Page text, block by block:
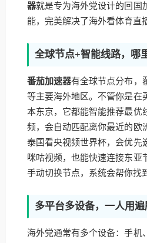
器就是专为海外党设计的回国
能，完美解决了海外看体育直
全球节点+智能线路，哪
番茄加速器有全球节点分布，
等主要海外地区。不管你是在
本东京，它都能智能推荐最
频，会自动匹配离你最近的欧
泰国看央视频世界杯，会优先
咪咕视频，也能快速连接东亚
手动切换节点，系统会帮你找
多平台多设备，一人用
海外党通常有多个设备：手机